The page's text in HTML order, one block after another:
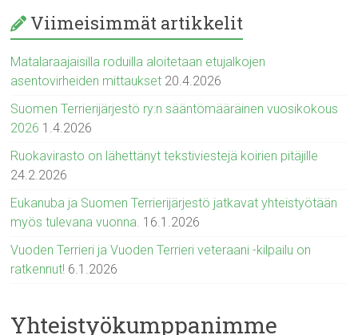
Viimeisimmät artikkelit
Matalaraajaisilla roduilla aloitetaan etujalkojen
asentovirheiden mittaukset 20.4.2026
Suomen Terrierijärjestö ry:n sääntömääräinen vuosikokous
2026 1.4.2026
Ruokavirasto on lähettänyt tekstiviestejä koirien pitäjille
24.2.2026
Eukanuba ja Suomen Terrierijärjestö jatkavat yhteistyötään
myös tulevana vuonna. 16.1.2026
Vuoden Terrieri ja Vuoden Terrieri veteraani -kilpailu on
ratkennut! 6.1.2026
Yhteistyökumppanimme